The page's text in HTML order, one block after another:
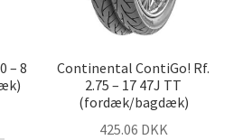
– 8
Continental ContiGo! Rf.
2.75 – 17 47J TT
(fordæk/bagdæk)
425.06 DKK